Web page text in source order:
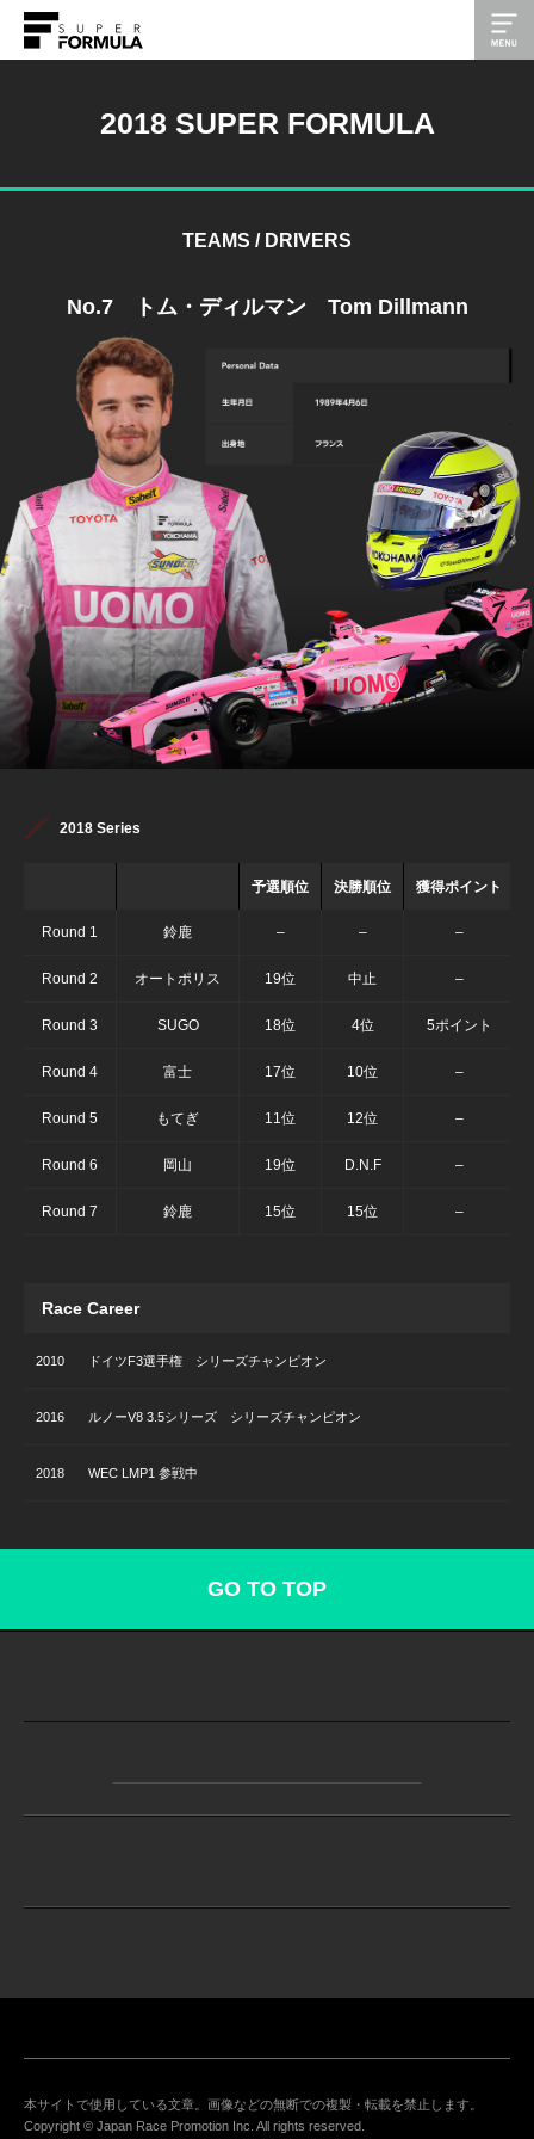
2018 SUPER FORMULA
TEAMS / DRIVERS
No.7 トム・ディルマン Tom Dillmann
2018 Series
予選順位 決勝順位 獲得ポイント
Round 1 鈴鹿 – – –
Round 2 オートポリス 19位 中止 –
Round 3 SUGO 18位 4位 5ポイント
Round 4 富士 17位 10位 –
Round 5 もてぎ 11位 12位 –
Round 6 岡山 19位 D.N.F –
Round 7 鈴鹿 15位 15位 –
Race Career
2010 ドイツF3選手権 シリーズチャンピオン
2016 ルノーV8 3.5シリーズ シリーズチャンピオン
2018 WEC LMP1 参戦中
GO TO TOP
本サイトで使用している文章。画像などの無断での複製・転載を禁止します。
Copyright © Japan Race Promotion Inc. All rights reserved.